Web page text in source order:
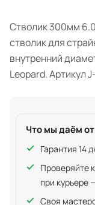
Стволик 300мм
стволик для
внутренний
Leopard. Артикул
Что мы даём
Гарантия 14
Проверяйте
при курьере
Своя